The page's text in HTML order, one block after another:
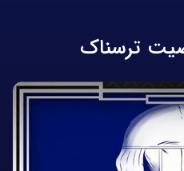
ترسناک